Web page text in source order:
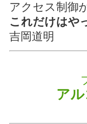
アクセス制御
これだけはや
吉岡道明
ア